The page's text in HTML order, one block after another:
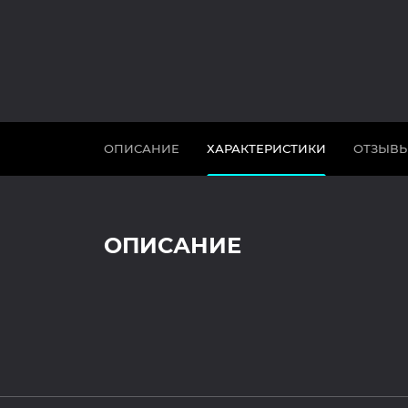
ОПИСАНИЕ ХАРАКТЕРИСТИКИ
ОПИСАНИЕ